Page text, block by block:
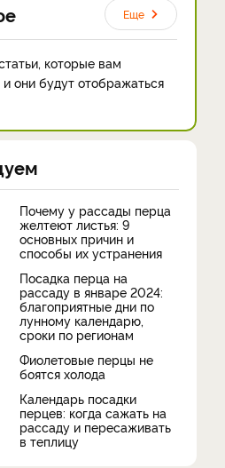
Еще
которые вам
и они будут отображаться
Почему у рассады перца
желтеют листья: 9
основных причин и
способы их устранения
Посадка перца на
рассаду в январе 2024:
благоприятные дни по
лунному календарю,
сроки по регионам
Фиолетовые перцы не
боятся холода
Календарь посадки
перцев: когда сажать на
рассаду и пересаживать
в теплицу